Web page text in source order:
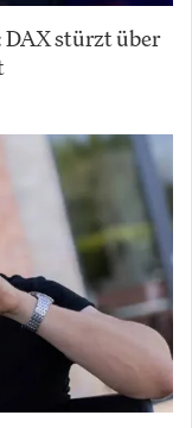
stürzt über